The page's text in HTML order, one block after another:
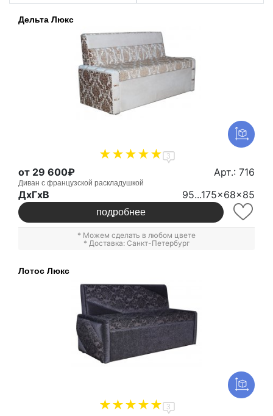
Дельта Люкс
3
от 29 600₽ Арт.: 716
Диван с французской раскладушкой
ДxГxВ 95...175x68x85
подробнее
* Можем сделать в любом цвете
* Доставка: Санкт-Петербург
Лотос Люкс
3